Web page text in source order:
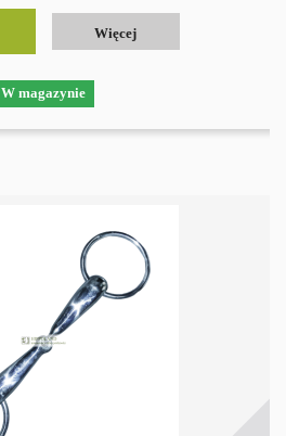
Więcej
W magazynie